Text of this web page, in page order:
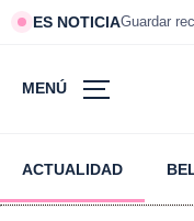
ES NOTICIAGuardar
MENÚ
ACTUALIDAD